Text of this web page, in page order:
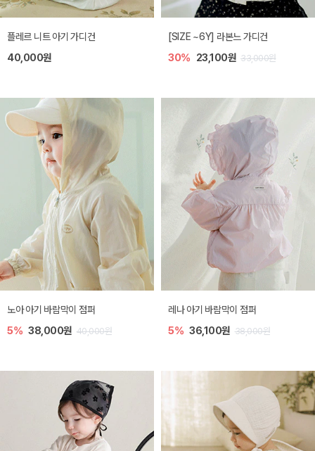
플레르 니트 아기 가디건
40,000원
[SIZE ~6Y] 라본느 가디건
30% 23,100원 33,000원
노아 아기 바람막이 점퍼
5% 38,000원 40,000원
레나 아기 바람막이 점퍼
5% 36,100원 38,000원